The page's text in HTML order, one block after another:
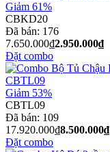
Giảm 61%
CBKD20
Đã bán: 176
7.650.000₫2.950.000₫
Đặt combo
Giảm 53%
CBTL09
Đã bán: 109
17.920.000₫8.500.000₫
Đặt combo